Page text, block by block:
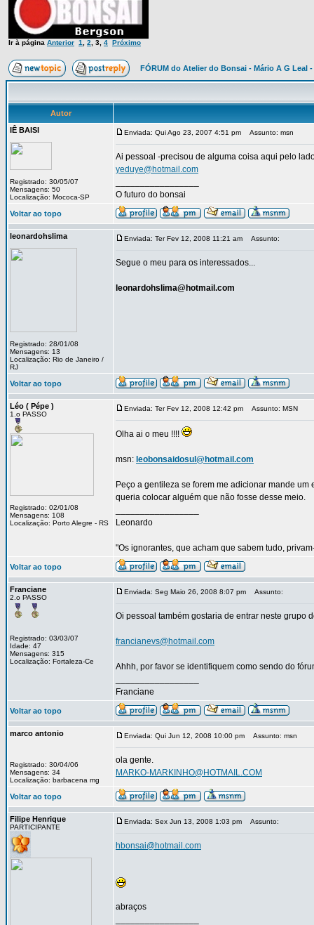
Ir à página Anterior 1 2 3 4 Próximo
FÓRUM do Atelier do Bonsai - Mário A G Leal
Autor
IÊ BAISI
Registrado: 30/05/07
Mensagens: 50
Localização: Mococa-SP
Enviada: Qui Ago 23, 2007 4:51 pm Assunto: msn
Ai pessoal -precisou de alguma coisa aqui pelo
yeduye@hotmail.com
O futuro do bonsai
Voltar ao topo
leonardohslima
Registrado: 28/01/08
Mensagens: 13
Localização: Rio de Janeiro /
RJ
Enviada: Ter Fev 12, 2008 11:21 am Assunto:
Segue o meu para os interessados...
leonardohslima@hotmail.com
Voltar ao topo
Léo ( Pépe )
1.o PASSO
Registrado: 02/01/08
Mensagens: 108
Localização: Porto Alegre - RS
Enviada: Ter Fev 12, 2008 12:42 pm Assunto: MSN
Olha ai o meu !!!!
msn: leobonsaidosul@hotmail.com
Peço a gentileza se forem me adicionar mande
queria colocar alguém que não fosse desse meio.
Leonardo
"Os ignorantes, que acham que sabem tudo,
Voltar ao topo
Franciane
2.o PASSO
Registrado: 03/03/07
Idade: 47
Mensagens: 315
Localização: Fortaleza-Ce
Enviada: Seg Maio 26, 2008 8:07 pm Assunto:
Oi pessoal também gostaria de entrar neste grupo
francianevs@hotmail.com
Ahhh, por favor se identifiquem como sendo do
Franciane
Voltar ao topo
marco antonio
Registrado: 30/04/06
Mensagens: 34
Localização: barbacena mg
Enviada: Qui Jun 12, 2008 10:00 pm Assunto: msn
ola gente.
MARKO-MARKINHO@HOTMAIL.COM
Voltar ao topo
Filipe Henrique
PARTICIPANTE
Enviada: Sex Jun 13, 2008 1:03 pm Assunto:
hbonsai@hotmail.com
abraços